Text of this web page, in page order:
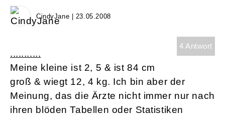
CindyJane | 23.05.2008
4 Antwort
...........
Meine kleine ist 2, 5 & ist 84 cm
groß & wiegt 12, 4 kg. Ich bin aber der
Meinung, das die Ärzte nicht immer nur nach
ihren blöden Tabellen oder Statistiken